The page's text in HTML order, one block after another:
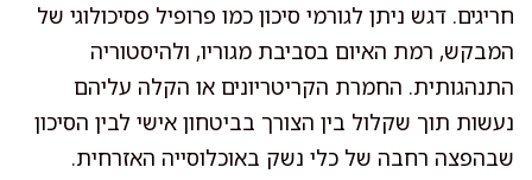
חריגים. דגש ניתן לגורמי סיכון כמו פרופיל פסיכולוגי של
המבקש, רמת האיום בסביבת מגוריו, ולהיסטוריה
התנהגותית. החמרת הקריטריונים או הקלה עליהם
נעשות תוך שקלול בין הצורך בביטחון אישי לבין הסיכון
שבהפצה רחבה של כלי נשק באוכלוסייה האזרחית.